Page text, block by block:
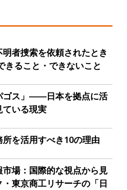
者捜索を依頼されたとき
ること・できないこと
ゴス」――日本を拠点に活
いる現実
を活用すべき10の理由
場：国際的な視点から見
東京商工リサーチの「日